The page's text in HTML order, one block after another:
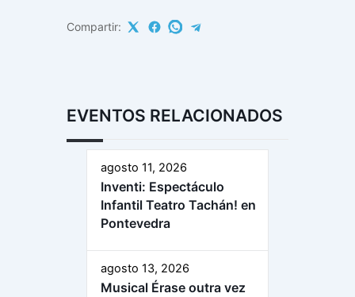
Compartir:
EVENTOS RELACIONADOS
agosto 11, 2026
Inventi: Espectáculo
Infantil Teatro Tachán! en
Pontevedra
agosto 13, 2026
Musical Érase outra vez